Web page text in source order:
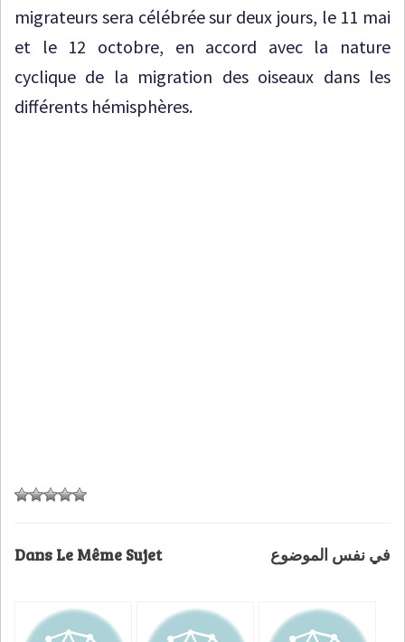
migrateurs sera célébrée sur deux jours, le 11 mai
et le 12 octobre, en accord avec la nature
cyclique de la migration des oiseaux dans les
différents hémisphères.
Dans Le Même Sujet في نفس الموضوع